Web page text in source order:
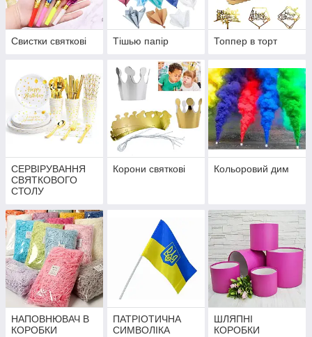
Свистки святкові Тішью папір Топпер в торт
СЕРВІРУВАННЯ
СВЯТКОВОГО
СТОЛУ
Корони святкові Кольоровий дим
НАПОВНЮВАЧ В
КОРОБКИ
ПАТРІОТИЧНА
СИМВОЛІКА
ШЛЯПНІ
КОРОБКИ